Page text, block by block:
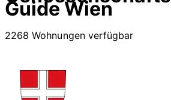
Guide Wien
2268 Wohnungen verfügbar